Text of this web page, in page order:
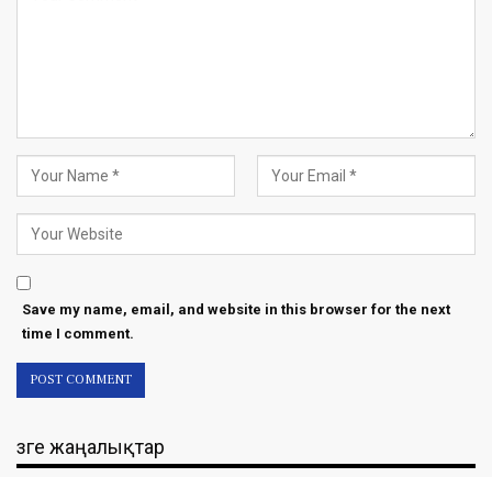
Save my name, email, and website in this browser for the next
time I comment.
Өзге жаңалықтар